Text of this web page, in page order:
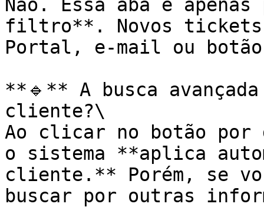
Não. Essa aba é
filtro**. Novos tickets
Portal, e-mail ou
**🔹** A busca
cliente?\
Ao clicar no botão por
o sistema **aplica
cliente.** Porém, se
buscar por outras